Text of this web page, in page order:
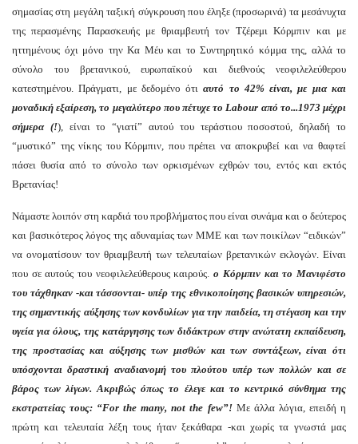
σημασίας στη μεγάλη ταξική σύγκρουση που έληξε (προσωρινά) τα μεσάνυχτα
της περασμένης Παρασκευής με θριαμβευτή τον Τζέρεμι Κόρμπιν και με
ηττημένους όχι μόνο την Κα Μέυ και το Συντηρητικό κόμμα της, αλλά το
σύνολο του βρετανικού, ευρωπαϊκού και διεθνούς νεοφιλελεύθερου
κατεστημένου. Πράγματι, με δεδομένο ότιαυτό το 42% είναι, με μια και
μοναδική εξαίρεση, το μεγαλύτερο που πέτυχε το Labour από το...1973 μέχρι
σήμερα (!), είναι το “γιατί” αυτού του τεράστιου ποσοστού, δηλαδή το
“μυστικό” της νίκης του Κόρμπιν, που πρέπει να αποκρυβεί και να θαφτεί
πάσει θυσία από το σύνολο των ορκισμένων εχθρών του, εντός και εκτός
Βρετανίας!
Νάμαστε λοιπόν στη καρδιά του προβλήματος που είναι συνάμα και ο δεύτερος
και βασικότερος λόγος της αδυναμίας των ΜΜΕ και των ποικίλων “ειδικών”
να ονοματίσουν τον θριαμβευτή των τελευταίων βρετανικών εκλογών. Είναι
που σε αυτούς του νεοφιλελεύθερους καιρούς.ο Κόρμπιν και το Μανιφέστο
του τάχθηκαν -και τάσσονται- υπέρ της εθνικοποίησης βασικών υπηρεσιών,
της σημαντικής αύξησης των κονδυλίων για την παιδεία, τη στέγαση και την
υγεία για όλους, της κατάργησης των διδάκτρων στην ανώτατη εκπαίδευση,
της προστασίας και αύξησης των μισθών και των συντάξεων, είναι ότι
υπόσχονται δραστική αναδιανομή του πλούτου υπέρ των πολλών και σε
βάρος των λίγων. Ακριβώς όπως το έλεγε και το κεντρικό σύνθημα της
εκστρατείας τους: “For the many, not the few”!Με άλλα λόγια, επειδή η
πρώτη και τελευταία λέξη τους ήταν ξεκάθαρα -και χωρίς τα γνωστά μας